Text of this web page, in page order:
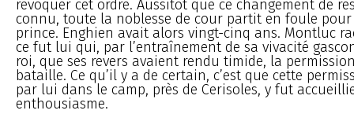
révoquer cet ordre. Aussitôt que ce changement de
connu, toute la noblesse de cour partit en foule
prince. Enghien avait alors vingt-cinq ans. Montluc
ce fut lui qui, par l’entraînement de sa vivacité
roi, que ses revers avaient rendu timide, la
bataille. Ce qu’il y a de certain, c’est que cette
par lui dans le camp, près de Cerisoles, y fut
enthousiasme.